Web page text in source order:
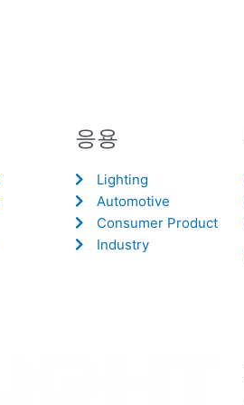
응용
Lighting
Automotive
Consumer Product
Industry